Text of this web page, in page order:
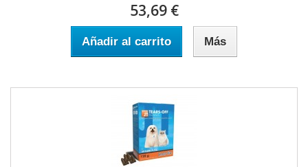
53,69 €
Añadir al carrito Más